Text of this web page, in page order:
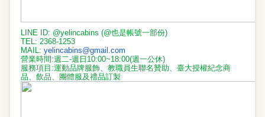
LINE ID: @yelincabins (@也是帳號一部份)
TEL: 2368-1253
MAIL: yelincabins@gmail.com
營業時間:週二-週日10:00~18:00(週一公休)
服務項目:運動品牌服飾、教職員生聯名贊助、臺大授權紀念商
品、 飲品、團體服及禮品訂製